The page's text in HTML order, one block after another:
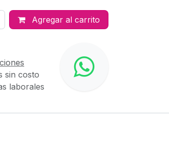
Agregar al carrito
sin costo
laborales